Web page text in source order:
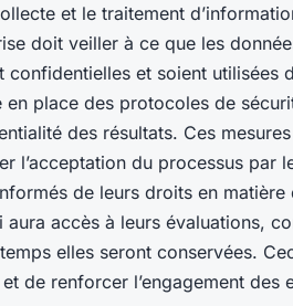
et le traitement
doit veiller à ce que les
confidentielles et soient utilisées
place des protocoles de
des résultats. Ces
l’acceptation du processus par
de leurs droits en
accès à leurs évaluations,
elles seront conservées.
de renforcer l’engagement des